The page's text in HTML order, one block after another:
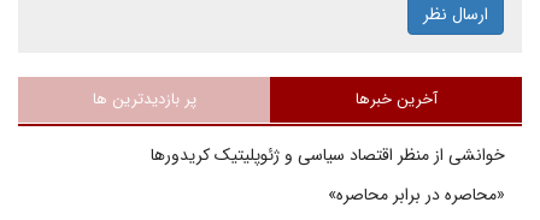
ارسال نظر
آخرین خبرها پر بازدیدترین ها
خوانشی از منظر اقتصاد سیاسی و ژئوپلیتیک کریدورها
«محاصره در برابر محاصره»